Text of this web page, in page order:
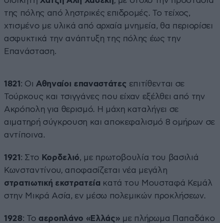
της πόλης από ληστρικές επιδρομές. Το τείχος,
χτισμένο με υλικά από αρχαία μνημεία, θα περιορίσει
ασφυκτικά την ανάπτυξη της πόλης έως την
Επανάσταση.
1821 : Οι Αθηναίοι επαναστάτες επιτίθενται σε
Τούρκους και τσιγγάνες που είχαν εξέλθει από την
Ακρόπολη για θερισμό. Η μάχη καταλήγει σε
αιματηρή σύγκρουση και αποκεφαλισμό 8 ομήρων σε
αντίποινα.
1921 : Στο Κορδελιό, με πρωτοβουλία του βασιλιά
Κωνσταντίνου, αποφασίζεται νέα μεγάλη
στρατιωτική εκστρατεία κατά του Μουσταφά Κεμάλ
στην Μικρά Ασία, εν μέσω πολεμικών προκλήσεων.
1928: Το αεροπλάνο «Ελλάς» με πλήρωμα Παπαδάκο